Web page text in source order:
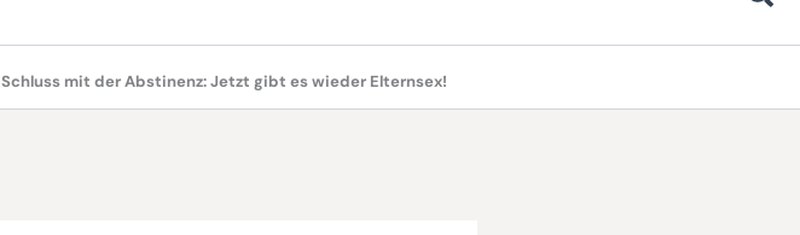
Schluss mit der Abstinenz: Jetzt gibt es wieder Elternsex!